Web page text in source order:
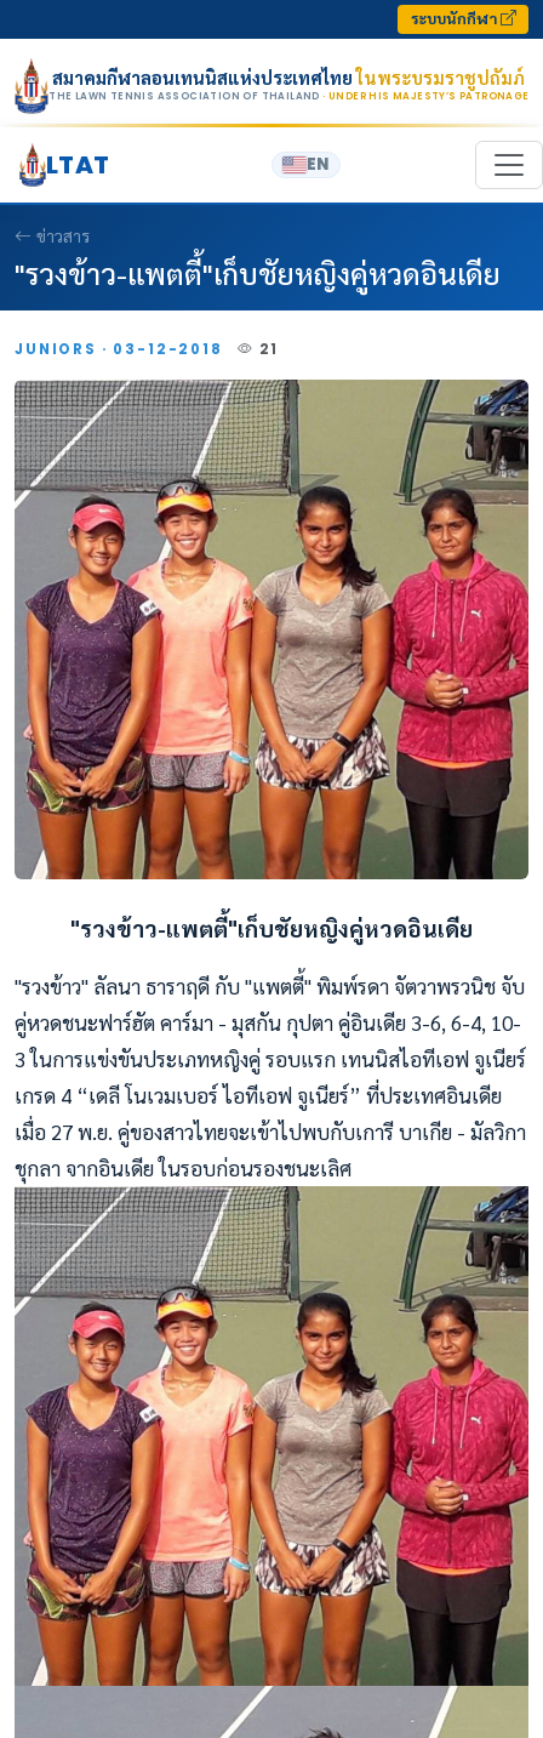
ระบบนักกีฬา
สมาคมกีฬาลอนเทนนิสแห่งประเทศไทยในพระบรมราชูปถัมภ์
THE LAWN TENNIS ASSOCIATION OF THAILAND · UNDER HIS MAJESTY’S PATRONAGE
LTAT EN
ข่าวสาร
"รวงข้าว-แพตตี้"เก็บชัยหญิงคู่หวดอินเดีย
JUNIORS · 03-12-2018 21
"รวงข้าว-แพตตี้"เก็บชัยหญิงคู่หวดอินเดีย
"รวงข้าว" ลัลนา ธาราฤดี กับ "แพตตี้" พิมพ์รดา จัตวาพรวนิช จับ
คู่หวดชนะฟาร์ฮัต คาร์มา - มุสกัน กุปตา คู่อินเดีย 3-6, 6-4, 10-
3 ในการแข่งขันประเภทหญิงคู่ รอบแรก เทนนิสไอทีเอฟ จูเนียร์
เกรด 4 “เดลี โนเวมเบอร์ ไอทีเอฟ จูเนียร์” ที่ประเทศอินเดีย
เมื่อ 27 พ.ย. คู่ของสาวไทยจะเข้าไปพบกับเการี บาเกีย - มัลวิกา
ชุกลา จากอินเดีย ในรอบก่อนรองชนะเลิศ